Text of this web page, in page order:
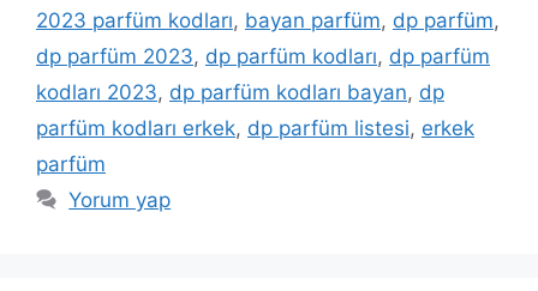
2023 parfüm kodları, bayan parfüm, dp parfüm,
dp parfüm 2023, dp parfüm kodları, dp parfüm
kodları 2023, dp parfüm kodları bayan, dp
parfüm kodları erkek, dp parfüm listesi, erkek
parfüm
Yorum yap